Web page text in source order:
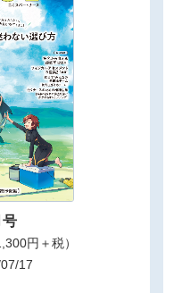
号
円＋税）
17